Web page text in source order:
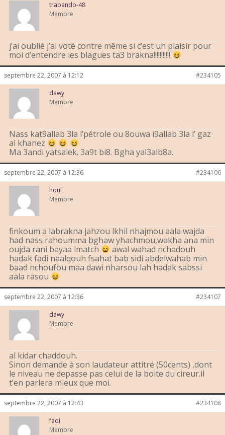
trabando-48
Membre
j’ai oublié j’ai voté contre même si c’est un plaisir pour
moi d’entendre les blagues ta3 brakna!!!!!!!!!!!
septembre 22, 2007 à 12:12 #234105
dawy
Membre
Nass kat9allab 3la l’pétrole ou 8ouwa i9allab 3la l’ gaz
al khanez
Ma 3andi yatsalek. 3a9t bi8. Bgha yal3alb8a.
septembre 22, 2007 à 12:36 #234106
houl
Membre
finkoum a labrakna jahzou lkhil nhajmou aala wajda
had nass rahoumma bghaw yhachmou,wakha ana min
oujda rani bayaa lmatch
awal wahad nchadouh
hadak fadi naalqouh fsahat bab sidi abdelwahab min
baad nchoufou maa dawi nharsou lah hadak sabssi
aala rasou
septembre 22, 2007 à 12:36 #234107
dawy
Membre
al kidar chaddouh.
Sinon demande à son laudateur attitré (50cents) ,dont
le niveau ne depasse pas celui de la boite du cireur.il
t’en parlera mieux que moi.
septembre 22, 2007 à 12:43 #234108
fadi
Membre